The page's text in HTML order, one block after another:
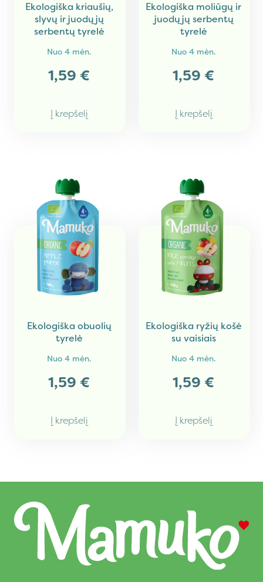
Ekologiška kriaušių,
slyvų ir juodųjų
serbentų tyrelė
Nuo 4 mėn.
1,59 €
Į krepšelį
Ekologiška moliūgų ir
juodųjų serbentų
tyrelė
Nuo 4 mėn.
1,59 €
Į krepšelį
Ekologiška obuolių
tyrelė
Nuo 4 mėn.
1,59 €
Į krepšelį
Ekologiška ryžių košė
su vaisiais
Nuo 4 mėn.
1,59 €
Į krepšelį